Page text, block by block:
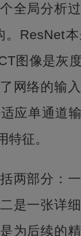
全局分析
。ResNet
图像是灰
网络的输
应单通道
特征。
两部分：
是一张详
为后续的